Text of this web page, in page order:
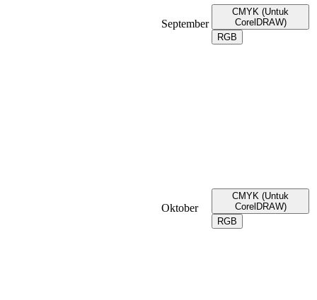
September
CMYK (Untuk
CorelDRAW)
RGB
Oktober
CMYK (Untuk
CorelDRAW)
RGB